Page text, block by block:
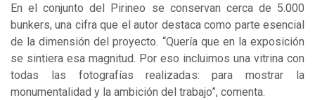
En el conjunto del Pirineo se conservan cerca de 5.000
bunkers, una cifra que el autor destaca como parte esencial
de la dimensión del proyecto. “Quería que en la exposición
se sintiera esa magnitud. Por eso incluimos una vitrina con
todas las fotografías realizadas: para mostrar la
monumentalidad y la ambición del trabajo”, comenta.